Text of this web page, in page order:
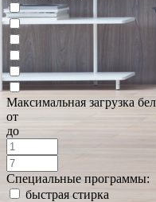
Максимальная загрузка
от
до
Специальные программы:
быстрая стирка